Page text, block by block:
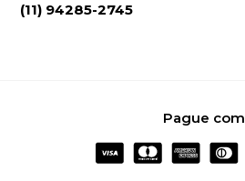
(11) 94285-2745
Pague com